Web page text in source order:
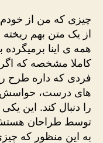
چیزی که من از خودم
از یک متن بهم ریخته
همه ی اینا
کاملا مشخصه که اگر
فردی که داره طرح
های درست، حواسش
را دنبال کند. این
توسط طراحان
به این منظور که